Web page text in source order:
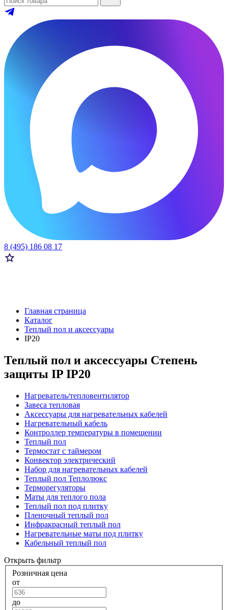
8 (495) 186 08 17
Главная страница
Каталог
Теплый пол и аксессуары
IP20
Теплый пол и аксессуары Степень
защиты IP IP20
Нагреватель/тепловентилятор
Завеса тепловая
Аксессуары для нагревательных кабелей
Нагревательный кабель
Контроллер температуры в помещении
Теплый пол
Термостат с таймером
Конвектор электрический
Набор для нагревательных кабелей
Теплый пол Теплолюкс
Терморегуляторы
Маты для теплого пола
Теплый пол под плитку
Пленочный теплый пол
Инфракрасный теплый пол
Нагревательные маты под плитку
Кабельный теплый пол
Открыть фильтр
Розничная цена
от
до